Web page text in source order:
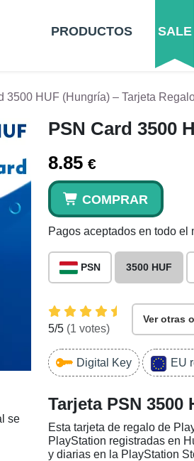
PRODUCTOS SALE
3500 HUF (Hungría) – Tarjeta
se
PSN Card 3500
8.85 €
COMPRAR
Pagos aceptados en todo el
PSN 3500 HUF
5/5 (1 votes)
Ver otras
Digital Key EU
Tarjeta PSN
Esta tarjeta de regalo de
PlayStation registradas en
y diarias en la PlayStation